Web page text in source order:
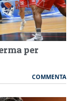
per
COMMENTA